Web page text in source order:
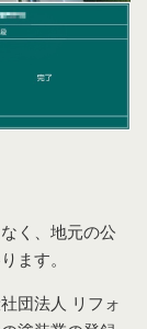
く、地元の公
ます。
団法人 リフォ